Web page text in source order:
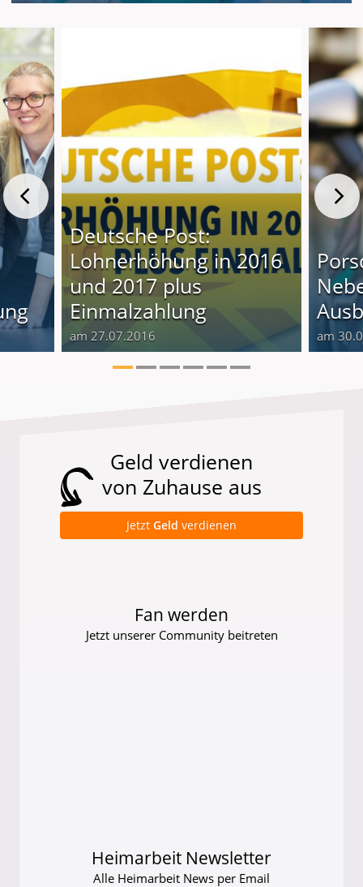
Deutsche Post:
Lohnerhöhung in 2016
und 2017 plus
Einmalzahlung
am 27.07.2016 am
Geld verdienen
von Zuhause aus
Jetzt Geld verdienen
Fan werden
Jetzt unserer Community beitreten
Heimarbeit Newsletter
Alle Heimarbeit News per Email